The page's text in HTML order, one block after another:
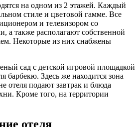
на одном из 2 этажей. Каждый
стиле и цветовой гамме. Все
и телевизором со
а также располагают собственной
Некоторые из них снабжены
сад с детской игровой площадкой
барбекю. Здесь же находится зона
отеля подают завтрак и блюда
Кроме того, на территории
отеля